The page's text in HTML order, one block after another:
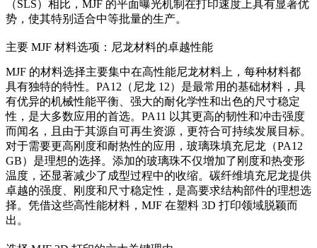
（SLS）相比，MJF 的平面曝光机制在打印速度上具有显著优
势，使其特别适合中等批量的生产。
主要 MJF 材料选项：尼龙材料的卓越性能
MJF 的材料选择主要集中在高性能尼龙材料上，每种材料都
具有独特的特性。PA12（尼龙 12）是最常用的基础材料，具
有优异的机械性能平衡、强大的耐化学性和出色的尺寸稳定
性，是大多数应用的首选。PA11 以其更高的韧性和冲击强度
而闻名，且由于其源自可再生资源，更符合可持续发展目标。
对于需要更高刚度和耐热性的应用，玻璃珠填充尼龙（PA12
GB）是理想的选择。添加的玻璃珠不仅增加了刚度和热变形
温度，还显著减少了成型过程中的收缩。碳纤维填充尼龙提供
卓越的强度、刚度和尺寸稳定性，是高要求结构部件的理想选
择。凭借这些高性能材料，MJF 在塑料 3D 打印领域脱颖而
出。